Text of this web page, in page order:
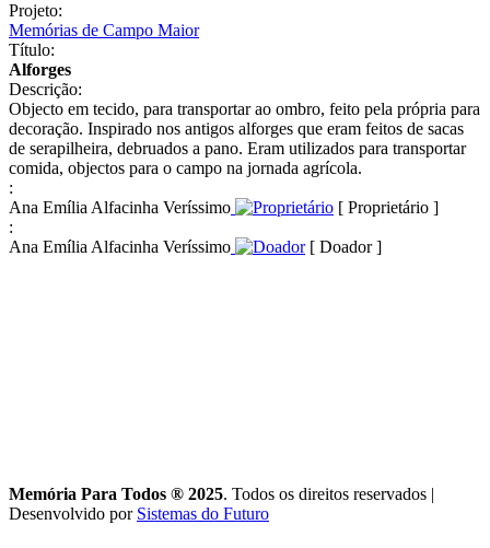
Projeto:
Memórias de Campo Maior
Título:
Alforges
Descrição:
Objecto em tecido, para transportar ao ombro, feito pela própria para
decoração. Inspirado nos antigos alforges que eram feitos de sacas
de serapilheira, debruados a pano. Eram utilizados para transportar
comida, objectos para o campo na jornada agrícola.
:
Ana Emília Alfacinha Veríssimo
[ Proprietário ]
:
Ana Emília Alfacinha Veríssimo
[ Doador ]
Memória Para Todos ® 2025. Todos os direitos reservados |
Desenvolvido por Sistemas do Futuro